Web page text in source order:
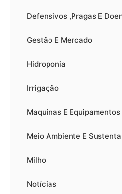
Defensivos ,Pragas E
Gestão E Mercado
Hidroponia
Irrigação
Maquinas E Equipamentos
Meio Ambiente E
Milho
Notícias